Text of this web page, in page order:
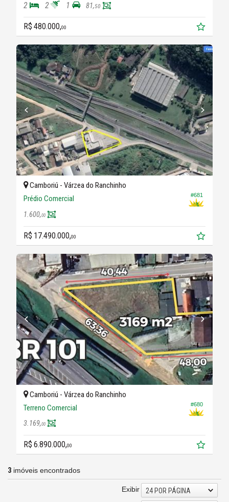
2 2 1 81,50
R$ 480.000,00
#681
Camboriú - Várzea do Ranchinho
Prédio Comercial
1.600,00
R$ 17.490.000,00
#680
Camboriú - Várzea do Ranchinho
Terreno Comercial
3.169,00
R$ 6.890.000,00
3 imóveis encontrados
Exibir
24 POR PÁGINA